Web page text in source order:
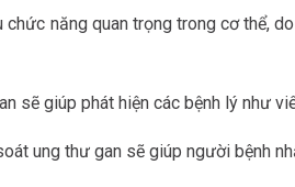
chức năng quan trọng trong cơ thể,
sẽ giúp phát hiện các bệnh lý như
ung thư gan sẽ giúp người bệnh